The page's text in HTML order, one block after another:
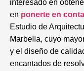
interesado en
en ponerte en
Estudio de
Marbella, cuyo
y el diseño de
encantados de